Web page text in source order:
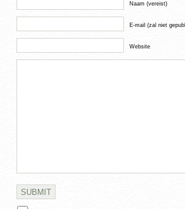
Naam (vereist)
E-mail (zal niet
Website